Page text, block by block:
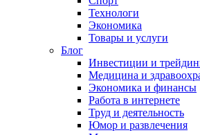
Технологи
Экономика
Товары и услуги
Блог
Инвестиции и
Медицина и
Экономика и финансы
Работа в интернете
Труд и деятельность
Юмор и развлечения